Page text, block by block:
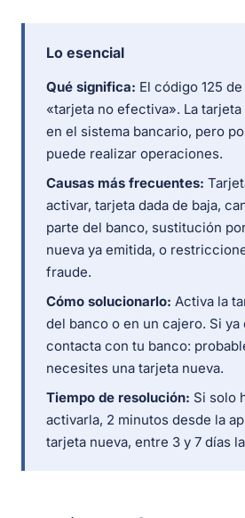
Lo esencial
Qué significa: El código 125
«tarjeta no efectiva». La
en el sistema bancario, pero
puede realizar operaciones.
Causas más frecuentes:
activar, tarjeta dada de baja,
parte del banco, sustitución
nueva ya emitida, o
fraude.
Cómo solucionarlo: Activa la
del banco o en un cajero. Si ya
contacta con tu banco:
necesites una tarjeta nueva.
Tiempo de resolución: Si solo
activarla, 2 minutos desde la
tarjeta nueva, entre 3 y 7 días